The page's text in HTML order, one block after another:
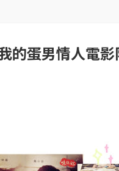
的蛋男情人電